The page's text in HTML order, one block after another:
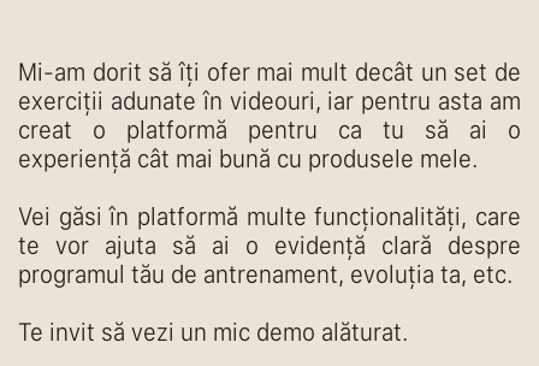
Mi-am dorit să îți ofer mai mult decât un set de
exerciții adunate în videouri, iar pentru asta am
creat o platformă pentru ca tu să ai o
experiență cât mai bună cu produsele mele.
Vei găsi în platformă multe funcționalități, care
te vor ajuta să ai o evidență clară despre
programul tău de antrenament, evoluția ta, etc.
Te invit să vezi un mic demo alăturat.